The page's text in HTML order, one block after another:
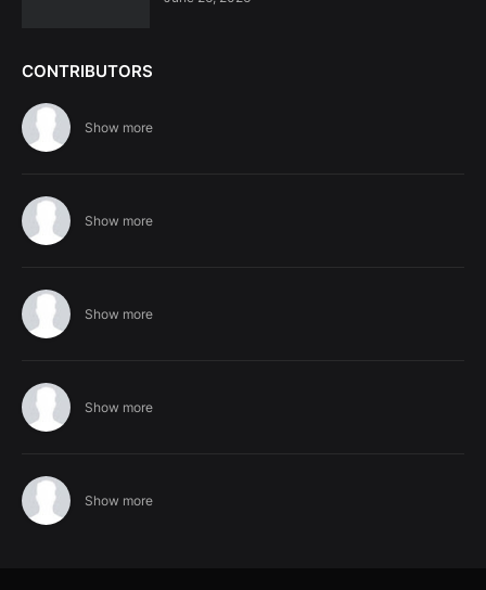
CONTRIBUTORS
Show more
Show more
Show more
Show more
Show more